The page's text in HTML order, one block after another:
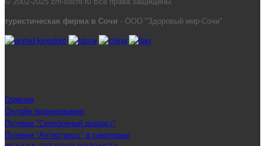
туристическая фирма в Сочи - ООО "Здоровый мир-Сочи"
Главная
Онлайн бронирование
Путевки "Серебряный возраст"
Путевки "Антистресс" в санатории